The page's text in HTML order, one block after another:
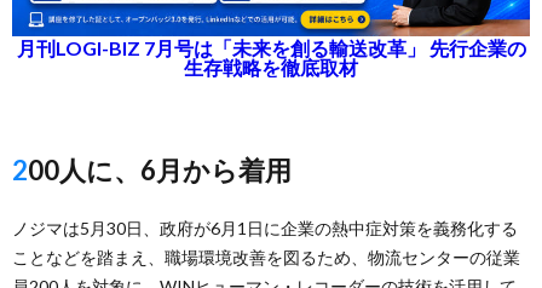
月刊LOGI-BIZ 7月号は「未来を創る輸送改革」 先行企業の
生存戦略を徹底取材
200人に、6月から着用
ノジマは5月30日、政府が6月1日に企業の熱中症対策を義務化する
ことなどを踏まえ、職場環境改善を図るため、物流センターの従業